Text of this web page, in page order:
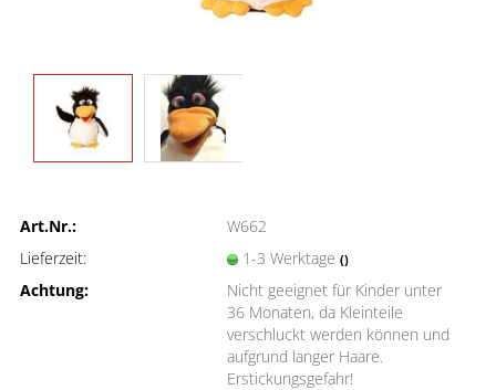
Art.Nr.:
W662
Lieferzeit:
1-3 Werktage ()
Achtung:
Nicht geeignet für Kinder unter
36 Monaten, da Kleinteile
verschluckt werden können und
aufgrund langer Haare.
Erstickungsgefahr!